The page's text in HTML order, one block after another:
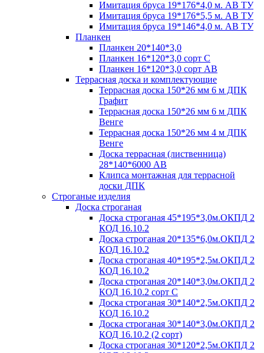
Имитация бруса 19*176*4,0 м. АВ ТУ
Имитация бруса 19*176*5,5 м. АВ ТУ
Имитация бруса 19*146*4,0 м. АВ ТУ
Планкен
Планкен 20*140*3,0
Планкен 16*120*3,0 сорт С
Планкен 16*120*3,0 сорт АВ
Террасная доска и комплектующие
Террасная доска 150*26 мм 6 м ДПК
Графит
Террасная доска 150*26 мм 6 м ДПК
Венге
Террасная доска 150*26 мм 4 м ДПК
Венге
Доска террасная (лиственница)
28*140*6000 АВ
Клипса монтажная для террасной
доски ДПК
Строганые изделия
Доска строганая
Доска строганая 45*195*3,0м.ОКПД 2
КОД 16.10.2
Доска строганая 20*135*6,0м.ОКПД 2
КОД 16.10.2
Доска строганая 40*195*2,5м.ОКПД 2
КОД 16.10.2
Доска строганая 20*140*3,0м.ОКПД 2
КОД 16.10.2 сорт С
Доска строганая 30*140*2,5м.ОКПД 2
КОД 16.10.2
Доска строганая 30*140*3,0м.ОКПД 2
КОД 16.10.2 (2 сорт)
Доска строганая 30*120*2,5м.ОКПД 2